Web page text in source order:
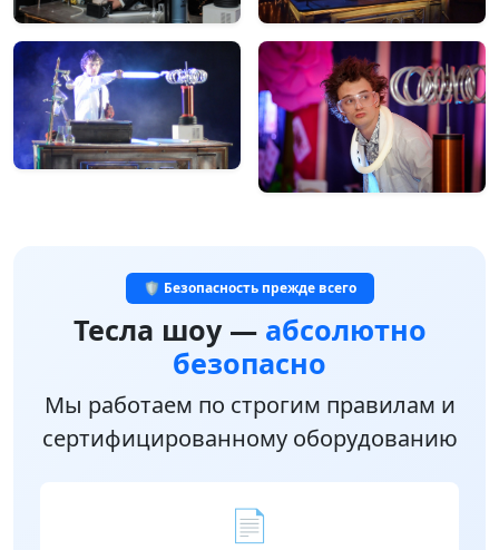
🛡️ Безопасность прежде всего
Тесла шоу — абсолютно
безопасно
Мы работаем по строгим правилам и
сертифицированному оборудованию
📄